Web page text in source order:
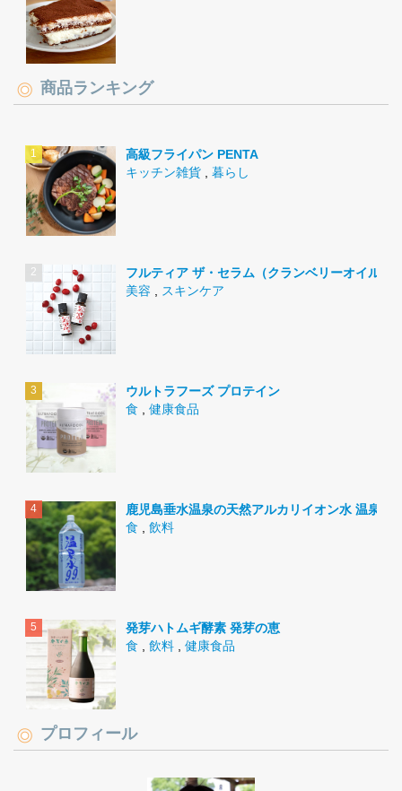
商品ランキング
高級フライパン PENTA
キッチン雑貨 , 暮らし
フルティア ザ・セラム（クランベリーオイル）
美容 , スキンケア
ウルトラフーズ プロテイン
食 , 健康食品
鹿児島垂水温泉の天然アルカリイオン水 温泉水
食 , 飲料
発芽ハトムギ酵素 発芽の恵
食 , 飲料 , 健康食品
プロフィール